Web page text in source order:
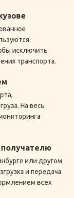
исключить
транспорта.
На весь
получателю
или другом
и передача
всех